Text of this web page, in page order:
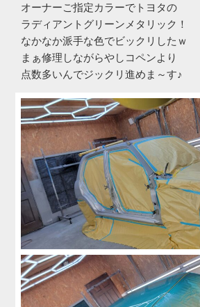
オーナーご指定カラーでトヨタの
ラディアントグリーンメタリック！
なかなか派手な色でビックリしたｗ
まぁ修理しながらやしコペンより
点数多いんでジックリ進めま～す♪